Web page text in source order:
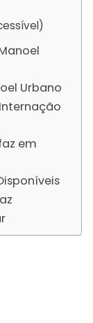
Urbano
em